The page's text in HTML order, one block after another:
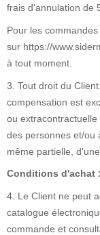
frais d'annulation de
Pour les
sur https://
à tout moment.
3. Tout droit du
compensation est
ou
des personnes et/ou
même partielle,
Conditions d'achat :
4. Le Client ne peut
catalogue
commande et